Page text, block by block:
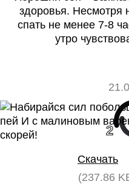
здоровья. Несмотря
спать не менее 7-8
утро
2
Скачать
(237.86